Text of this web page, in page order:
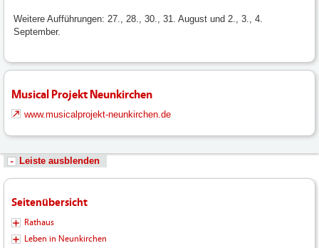
Weitere Aufführungen: 27., 28., 30., 31. August und 2., 3., 4.
September.
Musical Projekt Neunkirchen
www.musicalprojekt-neunkirchen.de
Leiste ausblenden
Seitenübersicht
Rathaus
Leben in Neunkirchen